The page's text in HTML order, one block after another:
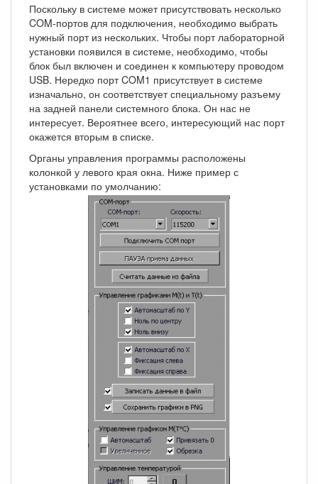
Поскольку в системе может присутствовать несколько
COM-портов для подключения, необходимо выбрать
нужный порт из нескольких. Чтобы порт лабораторной
установки появился в системе, необходимо, чтобы
блок был включен и соединен к компьютеру проводом
USB. Нередко порт COM1 присутствует в системе
изначально, он соответствует специальному разъему
на задней панели системного блока. Он нас не
интересует. Вероятнее всего, интересующий нас порт
окажется вторым в списке.
Органы управления программы расположены
колонкой у левого края окна. Ниже пример с
установками по умолчанию: